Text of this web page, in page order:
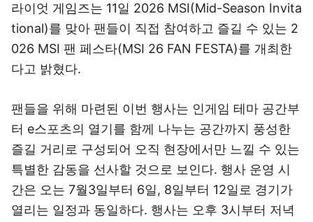
라이엇 게임즈는 11일 2026 MSI(Mid-Season Invita
tional)를 맞아 팬들이 직접 참여하고 즐길 수 있는 2
026 MSI 팬 페스타(MSI 26 FAN FESTA)를 개최한
다고 밝혔다.
팬들을 위해 마련된 이번 행사는 인게임 테마 공간부
터 e스포츠의 열기를 함께 나누는 공간까지 풍성한
즐길 거리로 구성되어 오직 현장에서만 느낄 수 있는
특별한 감동을 선사할 것으로 보인다. 행사 운영 시
간은 오는 7월3일부터 6일, 8일부터 12일로 경기가
열리는 일정과 동일하다. 행사는 오후 3시부터 저녁